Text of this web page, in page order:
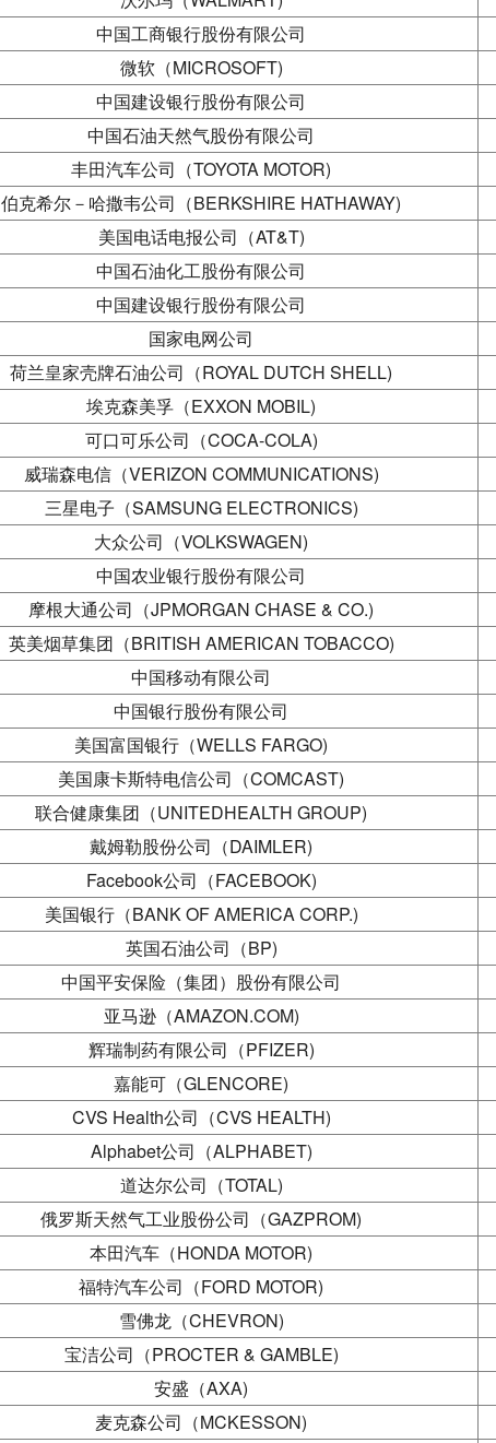
中国工商银行股份有限公司
微软（MICROSOFT)
中国建设银行股份有限公司
中国石油天然气股份有限公司
丰田汽车公司（TOYOTA MOTOR)
伯克希尔－哈撒韦公司（BERKSHIRE HATHAWAY)
美国电话电报公司（AT&T)
中国石油化工股份有限公司
中国建设银行股份有限公司
国家电网公司
荷兰皇家壳牌石油公司（ROYAL DUTCH SHELL)
埃克森美孚（EXXON MOBIL)
可口可乐公司（COCA-COLA)
威瑞森电信（VERIZON COMMUNICATIONS)
三星电子（SAMSUNG ELECTRONICS)
大众公司（VOLKSWAGEN)
中国农业银行股份有限公司
摩根大通公司（JPMORGAN CHASE & CO.)
英美烟草集团（BRITISH AMERICAN TOBACCO)
中国移动有限公司
中国银行股份有限公司
美国富国银行（WELLS FARGO)
美国康卡斯特电信公司（COMCAST)
联合健康集团（UNITEDHEALTH GROUP)
戴姆勒股份公司（DAIMLER)
Facebook公司（FACEBOOK)
美国银行（BANK OF AMERICA CORP.)
英国石油公司（BP)
中国平安保险（集团）股份有限公司
亚马逊（AMAZON.COM)
辉瑞制药有限公司（PFIZER)
嘉能可（GLENCORE)
CVS Health公司（CVS HEALTH)
Alphabet公司（ALPHABET)
道达尔公司（TOTAL)
俄罗斯天然气工业股份公司（GAZPROM)
本田汽车（HONDA MOTOR)
福特汽车公司（FORD MOTOR)
雪佛龙（CHEVRON)
宝洁公司（PROCTER & GAMBLE)
安盛（AXA)
麦克森公司（MCKESSON)